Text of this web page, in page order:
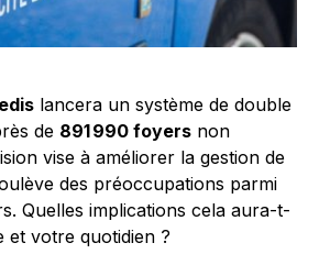
lancera un système de double
de 891 990 foyers non
vise à améliorer la gestion de
des préoccupations parmi
Quelles implications cela aura-t-
votre quotidien ?